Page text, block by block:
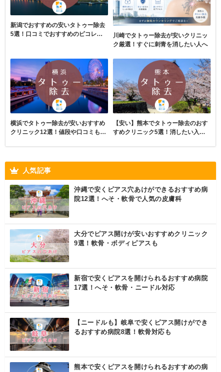
新潟でおすすめの安いタトゥー除去
5選！口コミでおすすめのピコレー
川崎でタトゥー除去が安いクリニッ
ク厳選！すぐに刺青を消したい人へ
横浜でタトゥー除去が安いおすすめ
クリニック12選！値段や口コミも紹
【安い】熊本でタトゥー除去のおす
すめクリニック5選！消したい入れ
人気記事
沖縄で安くピアス穴あけができるおすすめ病
院12選！へそ・軟骨で人気の皮膚科
大分でピアス開けが安いおすすめクリニック
9選！軟骨・ボディピアスも
新宿で安くピアスを開けられるおすすめ病院
17選！へそ・軟骨・ニードル対応
【ニードルも】岐阜で安くピアス開けができ
るおすすめ病院8選！軟骨対応も
熊本で安くピアスを開けられるおすすめの病